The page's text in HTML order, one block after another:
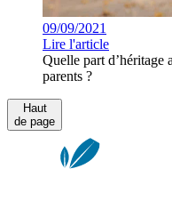
09/09/2021
Lire l'article
Quelle part d’héritage
parents ?
Haut
de page